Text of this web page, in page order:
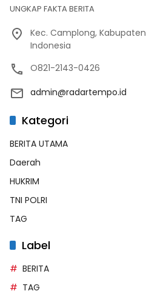
UNGKAP FAKTA BERITA
Kec. Camplong,
Indonesia
O821-2143-0426
admin@radartempo.id
Kategori
BERITA UTAMA
Daerah
HUKRIM
TNI POLRI
TAG
Label
BERITA
TAG